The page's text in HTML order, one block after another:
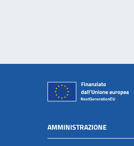
AMMINISTRAZIONE